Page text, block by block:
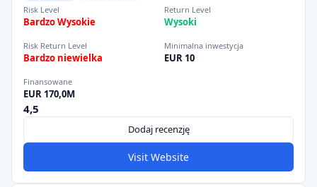
Risk Level
Bardzo Wysokie
Return Level
Wysoki
Risk Return Level
Bardzo niewielka
Minimalna inwestycja
EUR 10
Finansowane
EUR 170,0M
4,5
Dodaj recenzję
Visit Website